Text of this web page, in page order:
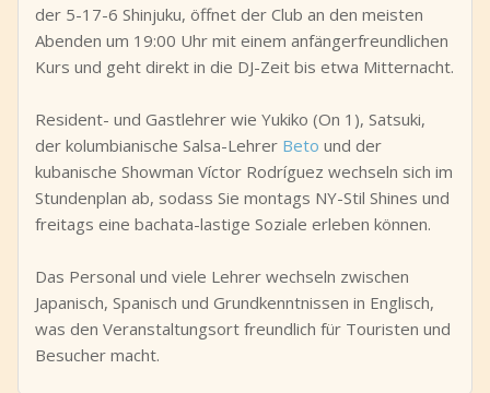
der 5-17-6 Shinjuku, öffnet der Club an den meisten
Abenden um 19:00 Uhr mit einem anfängerfreundlichen
Kurs und geht direkt in die DJ-Zeit bis etwa Mitternacht.
Resident- und Gastlehrer wie Yukiko (On 1), Satsuki,
der kolumbianische Salsa-Lehrer Beto und der
kubanische Showman Víctor Rodríguez wechseln sich im
Stundenplan ab, sodass Sie montags NY-Stil Shines und
freitags eine bachata-lastige Soziale erleben können.
Das Personal und viele Lehrer wechseln zwischen
Japanisch, Spanisch und Grundkenntnissen in Englisch,
was den Veranstaltungsort freundlich für Touristen und
Besucher macht.